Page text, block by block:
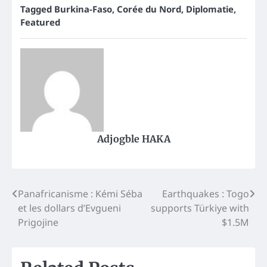
Tagged Burkina-Faso, Corée du Nord, Diplomatie,
Featured
Adjogble HAKA
Post
navigation
Panafricanisme : Kémi Séba
et les dollars d’Evgueni
Prigojine
Earthquakes : Togo
supports Türkiye with
$1.5M